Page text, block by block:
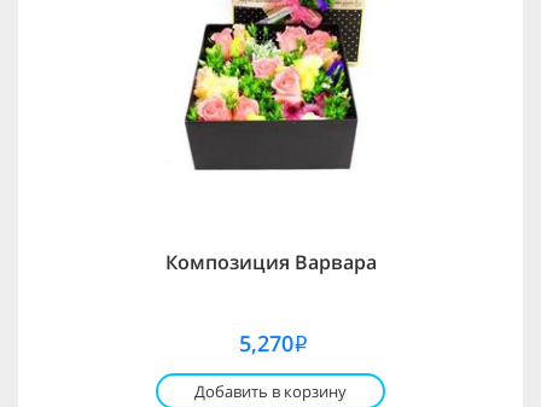
Композиция Варвара
5,270i
Добавить в корзину